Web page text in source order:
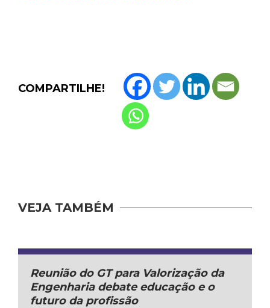
COMPARTILHE!
VEJA TAMBÉM
Reunião do GT para Valorização da
Engenharia debate educação e o
futuro da profissão